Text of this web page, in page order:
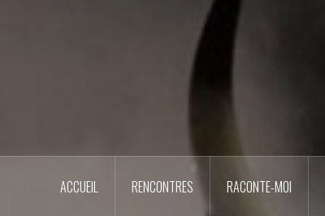
ACCUEIL RENCONTRES RACONTE-MOI